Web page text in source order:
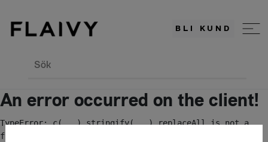
BLI KUND
Sök
An error occurred on the client!
TypeError: c(...).stringify(...).replaceAll is not a
function